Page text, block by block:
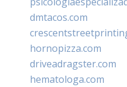
dmtacos.com
hornopizza.com
driveadragster.com
hematologa.com